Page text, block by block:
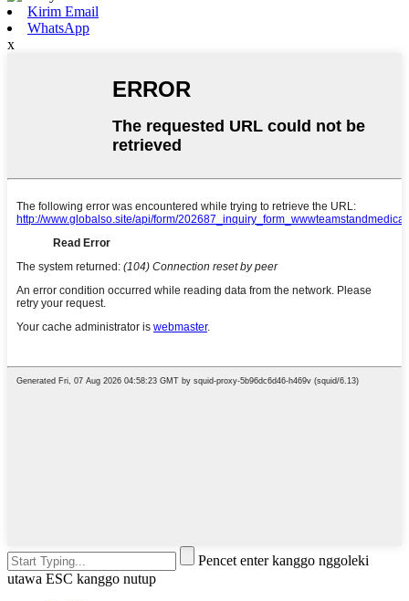
Kirim Email
WhatsApp
x
Pencet enter kanggo nggoleki
utawa ESC kanggo nutup